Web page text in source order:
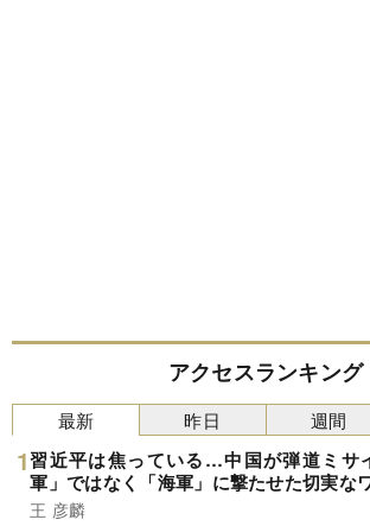
アクセスランキング
最新
習近平は焦っている…中国が弾道ミサ
軍」ではなく「海軍」に撃たせた切実な
王 彦麟
昨日 週間